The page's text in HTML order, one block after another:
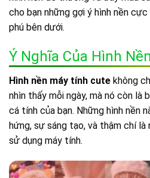
cho bạn những gợi ý hình nền
phú bên dưới.
Ý Nghĩa Của Hình
Hình nền máy tính cute không
nhìn thấy mỗi ngày, mà nó còn
cá tính của bạn. Những hình nền
hứng, sự sáng tạo, và thậm chí là
sử dụng máy tính.